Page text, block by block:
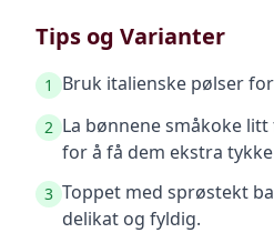
Tips og Varianter
1 Bruk italienske pølser
2 La bønnene småkoke
for å få dem ekstra
3 Toppet med sprøstekt
delikat og fyldig.